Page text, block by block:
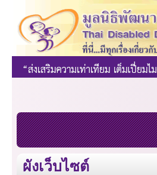
ผังเว็บไซต์